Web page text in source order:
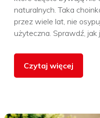
naturalnych. Taka
przez wiele lat, nie
użyteczna. Sprawdź,
Czytaj więcej